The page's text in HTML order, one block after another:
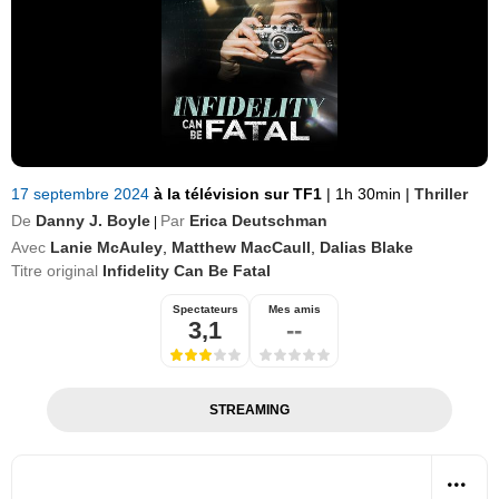
17 septembre 2024 à la télévision sur TF1 | 1h 30min | Thriller
De Danny J. Boyle Par Erica Deutschman
Avec Lanie McAuley Matthew MacCaull
Dalias Blake
Titre original Infidelity Can Be Fatal
Spectateurs
3,1
Mes amis
--
STREAMING